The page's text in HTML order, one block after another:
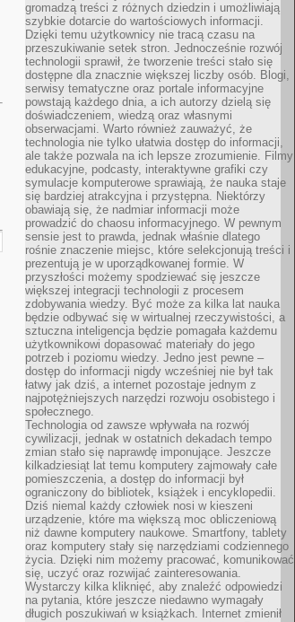
gromadzą treści z różnych dziedzin i umożliwiają
szybkie dotarcie do wartościowych informacji.
Dzięki temu użytkownicy nie tracą czasu na
przeszukiwanie setek stron. Jednocześnie rozwój
technologii sprawił, że tworzenie treści stało się
dostępne dla znacznie większej liczby osób. Blogi,
serwisy tematyczne oraz portale informacyjne
powstają każdego dnia, a ich autorzy dzielą się
doświadczeniem, wiedzą oraz własnymi
obserwacjami. Warto również zauważyć, że
technologia nie tylko ułatwia dostęp do informacji,
ale także pozwala na ich lepsze zrozumienie. Filmy
edukacyjne, podcasty, interaktywne grafiki czy
symulacje komputerowe sprawiają, że nauka staje
się bardziej atrakcyjna i przystępna. Niektórzy
obawiają się, że nadmiar informacji może
prowadzić do chaosu informacyjnego. W pewnym
sensie jest to prawda, jednak właśnie dlatego
rośnie znaczenie miejsc, które selekcjonują treści i
prezentują je w uporządkowanej formie. W
przyszłości możemy spodziewać się jeszcze
większej integracji technologii z procesem
zdobywania wiedzy. Być może za kilka lat nauka
będzie odbywać się w wirtualnej rzeczywistości, a
sztuczna inteligencja będzie pomagała każdemu
użytkownikowi dopasować materiały do jego
potrzeb i poziomu wiedzy. Jedno jest pewne –
dostęp do informacji nigdy wcześniej nie był tak
łatwy jak dziś, a internet pozostaje jednym z
najpotężniejszych narzędzi rozwoju osobistego i
społecznego.
Technologia od zawsze wpływała na rozwój
cywilizacji, jednak w ostatnich dekadach tempo
zmian stało się naprawdę imponujące. Jeszcze
kilkadziesiąt lat temu komputery zajmowały całe
pomieszczenia, a dostęp do informacji był
ograniczony do bibliotek, książek i encyklopedii.
Dziś niemal każdy człowiek nosi w kieszeni
urządzenie, które ma większą moc obliczeniową
niż dawne komputery naukowe. Smartfony, tablety
oraz komputery stały się narzędziami codziennego
życia. Dzięki nim możemy pracować, komunikować
się, uczyć oraz rozwijać zainteresowania.
Wystarczy kilka kliknięć, aby znaleźć odpowiedzi
na pytania, które jeszcze niedawno wymagały
długich poszukiwań w książkach. Internet zmienił